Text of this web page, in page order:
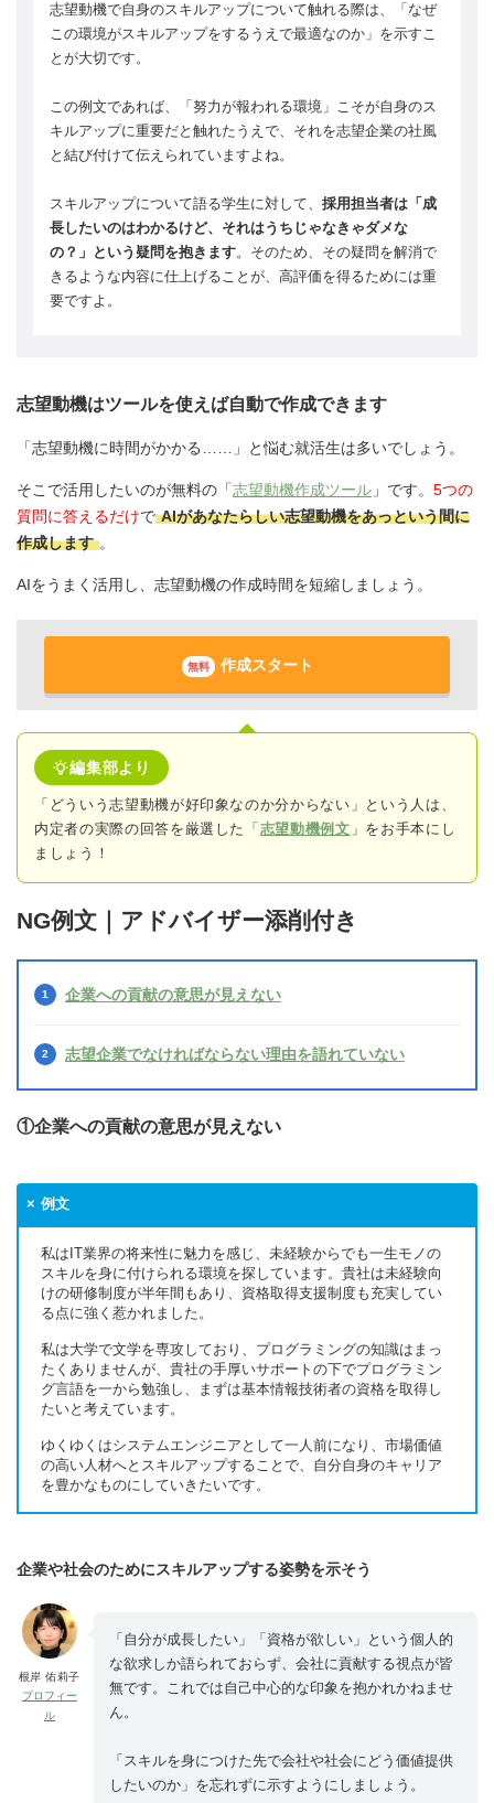
志望動機で自身のスキルアップについて触れる際は、「なぜ
この環境がスキルアップをするうえで最適なのか」を示すこ
とが大切です。
この例文であれば、「努力が報われる環境」こそが自身のス
キルアップに重要だと触れたうえで、それを志望企業の社風
と結び付けて伝えられていますよね。
スキルアップについて語る学生に対して、 採用担当者は「成
長したいのはわかるけど、それはうちじゃなきゃダメな
の？」という疑問を抱きます。そのため、その疑問を解消で
きるような内容に仕上げることが、高評価を得るためには重
要ですよ。
志望動機はツールを使えば自動で作成できます
「志望動機に時間がかかる……」と悩む就活生は多いでしょう。
そこで活用したいのが無料の「志望動機作成ツール 」です。 5つの
質問に答えるだけで AIがあなたらしい志望動機をあっという間に
作成します 。
AIをうまく活用し、志望動機の作成時間を短縮しましょう。
無料 作成スタート
編集部より
「どういう志望動機が好印象なのか分からない」という人は、
内定者の実際の回答を厳選した「 志望動機例文 」をお手本にし
ましょう！
NG例文｜アドバイザー添削付き
企業への貢献の意思が見えない
志望企業でなければならない理由を語れていない
①企業への貢献の意思が見えない
例文
私はIT業界の将来性に魅力を感じ、未経験からでも一生モノの
スキルを身に付けられる環境を探しています。貴社は未経験向
けの研修制度が半年間もあり、資格取得支援制度も充実してい
る点に強く惹かれました。
私は大学で文学を専攻しており、プログラミングの知識はまっ
たくありませんが、貴社の手厚いサポートの下でプログラミン
グ言語を一から勉強し、まずは基本情報技術者の資格を取得し
たいと考えています。
ゆくゆくはシステムエンジニアとして一人前になり、市場価値
の高い人材へとスキルアップすることで、自分自身のキャリア
を豊かなものにしていきたいです。
企業や社会のためにスキルアップする姿勢を示そう
根岸 佑莉子
プロフィー
ル
「自分が成長したい」「資格が欲しい」という個人的
な欲求しか語られておらず、会社に貢献する視点が皆
無です。これでは自己中心的な印象を抱かれかねませ
ん。
「スキルを身につけた先で会社や社会にどう価値提供
したいのか」を忘れずに示すようにしましょう。